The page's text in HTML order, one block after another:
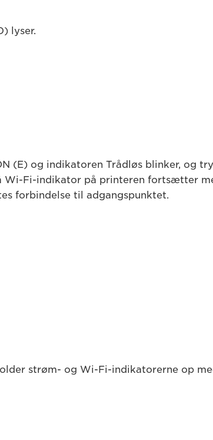
lyser.
(E) og indikatoren Trådløs blinker, og
Wi-Fi-indikator på printeren fortsætter
forbindelse til adgangspunktet.
strøm- og Wi-Fi-indikatorerne op